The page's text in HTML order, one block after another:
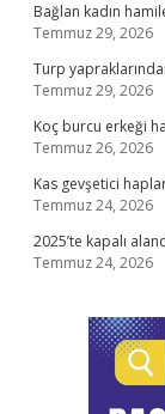
Bağlan kadın
Temmuz 29, 2026
Turp
Temmuz 29, 2026
Koç burcu erkeği
Temmuz 26, 2026
Kas gevşetici
Temmuz 24, 2026
2025’te kapalı
Temmuz 24, 2026